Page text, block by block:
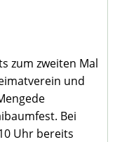
zum zweiten Mal
und
Bei
Uhr bereits